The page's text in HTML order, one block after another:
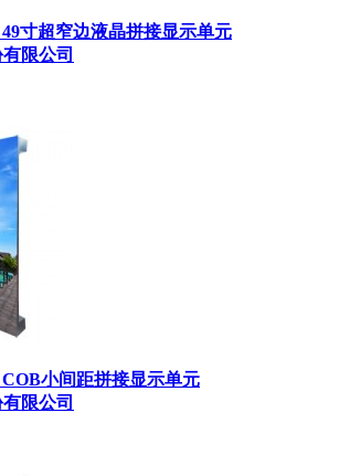
寸超窄边液晶拼接显示单元
限公司
小间距拼接显示单元
限公司